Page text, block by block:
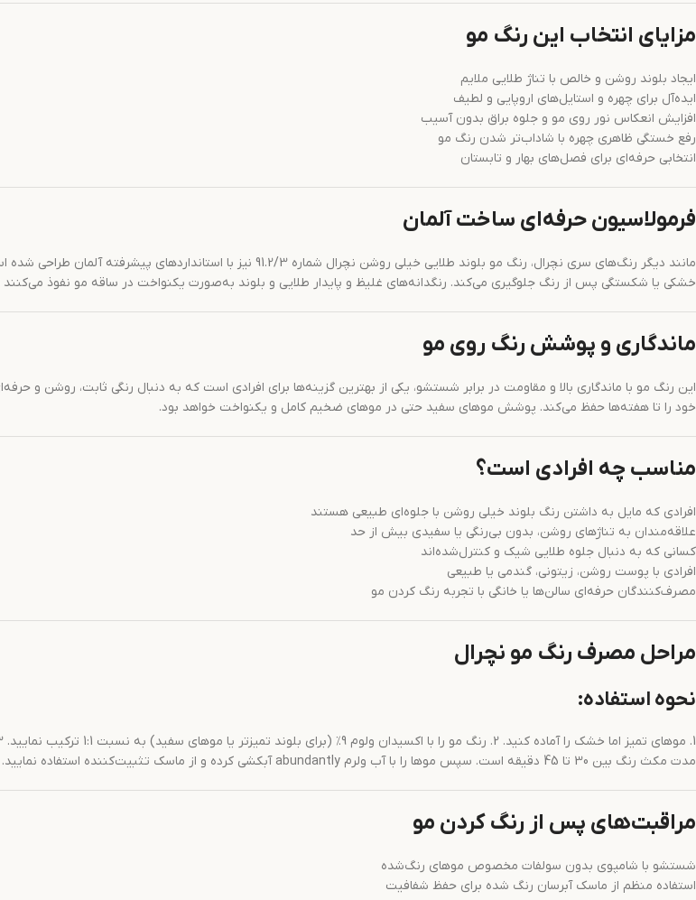
مزایای انتخاب این رنگ مو
ایجاد بلوند روشن و خالص با تناژ طلایی ملایم
ایده‌آل برای چهره‌ و استایل‌های اروپایی و لطیف
افزایش انعکاس نور روی مو و جلوه براق بدون آسیب
رفع خستگی ظاهری چهره با شاداب‌تر شدن رنگ مو
انتخابی حرفه‌ای برای فصل‌های بهار و تابستان
فرمولاسیون حرفه‌ای ساخت آلمان
مانند دیگر رنگ‌های سری نچرال، رنگ مو بلوند طلایی خیلی روشن نچرال
خشکی یا شکستگی پس از رنگ جلوگیری می‌کند. رنگدانه‌های غلیظ و پایدار طلایی و بلوند به‌صورت یکنواخت در ساقه مو نفوذ
ماندگاری و پوشش رنگ روی مو
این رنگ مو با ماندگاری بالا و مقاومت در برابر شستشو، یکی از بهترین گزینه‌ها برای افرادی است که به دنبال رنگی ثابت، روشن
خود را تا هفته‌ها حفظ می‌کند. پوشش موهای سفید حتی در موهای ضخیم کامل و یکنواخت خواهد بود.
مناسب چه افرادی است؟
افرادی که مایل به داشتن رنگ بلوند خیلی روشن با جلوه‌ای طبیعی هستند
علاقه‌مندان به تناژهای روشن، بدون بی‌رنگی یا سفیدی بیش از حد
کسانی که به دنبال جلوه طلایی شیک و کنترل‌شده‌اند
افرادی با پوست روشن، زیتونی، گندمی یا طبیعی
مصرف‌کنندگان حرفه‌ای سالن‌ها یا خانگی با تجربه رنگ کردن مو
مراحل مصرف رنگ مو نچرال
نحوه استفاده:
مدت مکث رنگ بین 30 تا 45 دقیقه است. سپس موها را با آب ولرم abundantly آبکشی کرده و از ماسک تثبیت‌کننده استفاده نمایید.
مراقبت‌های پس از رنگ کردن مو
شستشو با شامپوی بدون سولفات مخصوص موهای رنگ‌شده
استفاده منظم از ماسک آبرسان رنگ شده برای حفظ شفافیت